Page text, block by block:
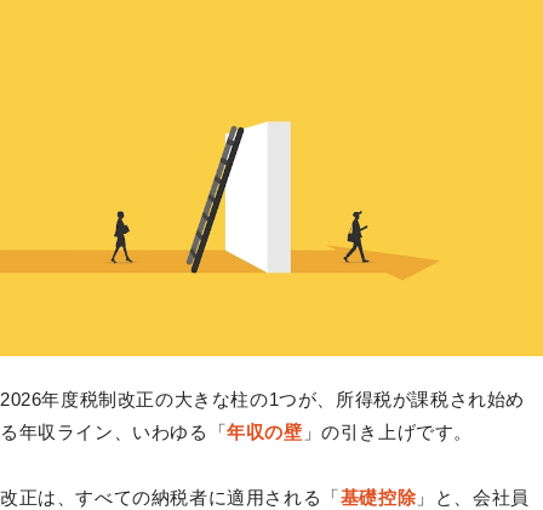
2026年度税制改正の大きな柱の1つが、所得税が課税され始め
る年収ライン、いわゆる「年収の壁 」の引き上げです。
改正は、すべての納税者に適用される「基礎控除 」と、会社員